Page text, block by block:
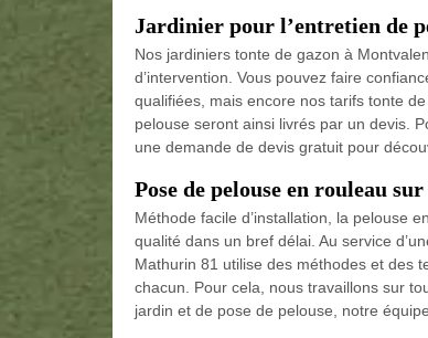
Jardinier pour l’entretien de
Nos jardiniers tonte de gazon à
d’intervention. Vous pouvez faire
qualifiées, mais encore nos tarifs tonte
pelouse seront ainsi livrés par un devis.
une demande de devis gratuit pour
Pose de pelouse en rouleau
Méthode facile d’installation, la pelouse
qualité dans un bref délai. Au service
Mathurin 81 utilise des méthodes et des
chacun. Pour cela, nous travaillons sur
jardin et de pose de pelouse, notre